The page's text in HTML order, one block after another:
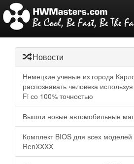
Новости
Немецкие ученые из города
распознавать человека
Fi со 100% точностью
Вышли новые автомобильные
Комплект BIOS для всех
RenXXXX